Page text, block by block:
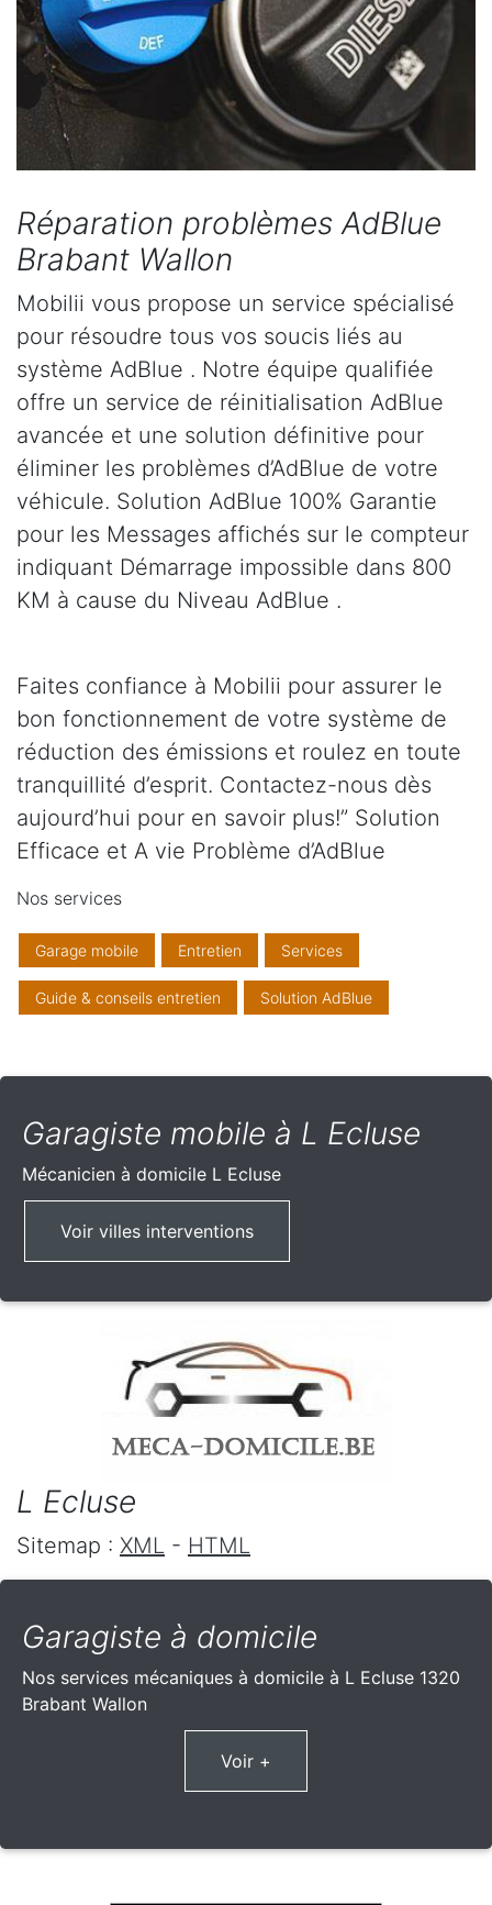
Réparation problèmes AdBlue
Brabant Wallon
Mobilii vous propose un service spécialisé
pour résoudre tous vos soucis liés au
système AdBlue . Notre équipe qualifiée
offre un service de réinitialisation AdBlue
avancée et une solution définitive pour
éliminer les problèmes d’AdBlue de votre
véhicule. Solution AdBlue 100% Garantie
pour les Messages affichés sur le compteur
indiquant Démarrage impossible dans 800
KM à cause du Niveau AdBlue .
Faites confiance à Mobilii pour assurer le
bon fonctionnement de votre système de
réduction des émissions et roulez en toute
tranquillité d’esprit. Contactez-nous dès
aujourd’hui pour en savoir plus!” Solution
Efficace et A vie Problème d’AdBlue
Nos services
Garage mobile Entretien Services
Guide & conseils entretien Solution AdBlue
Garagiste mobile à L Ecluse
Mécanicien à domicile L Ecluse
Voir villes interventions
L Ecluse
Sitemap : XML - HTML
Garagiste à domicile
Nos services mécaniques à domicile à L Ecluse 1320
Brabant Wallon
Voir +